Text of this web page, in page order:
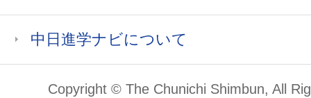
中日進学ナビについて
Copyright © The Chunichi Shimbun, All